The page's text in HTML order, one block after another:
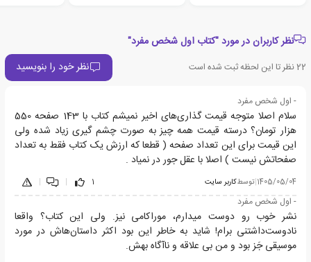
نظر کاربران در مورد "کتاب اول شخص مفرد"
22نظر تا این لحظه ثبت شده است نظر خود را بنویسید
- اول شخص مفرد
سلام اصلا متوجه قیمت گذاری‌های اخیر نمیشم کتاب با 143 صفحه 550
هزار تومان؟ درسته قیمت همه چیز به صورت چشم گیری زیاد شده ولی
این قیمت برای این تعداد صفحه ( قطعا که ارزش یک کتاب فقط به تعداد
صفحاتش نیست ) اصلا با عقل جور در نمیاد .
1405/05/04
|توسطکاربر سایت 1
|
|
- اول شخص مفرد
نشر خوب رو دوست میدارم، موراکامی نیز. ولی این کتاب؟ واقعا
نادوست‌داشتنی برام! شاید به خاطر این بود اکثر داستان‌هاش در مورد
موسیقی جَز بود و من بی علاقه و ناآگاه بهش.